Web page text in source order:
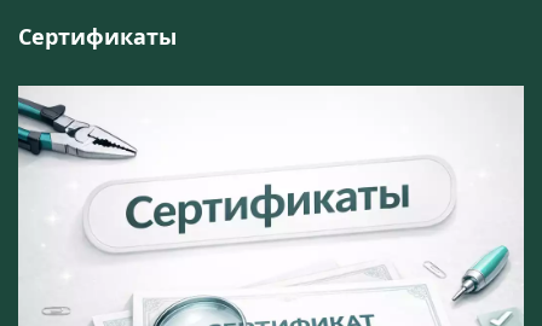
Сертификаты